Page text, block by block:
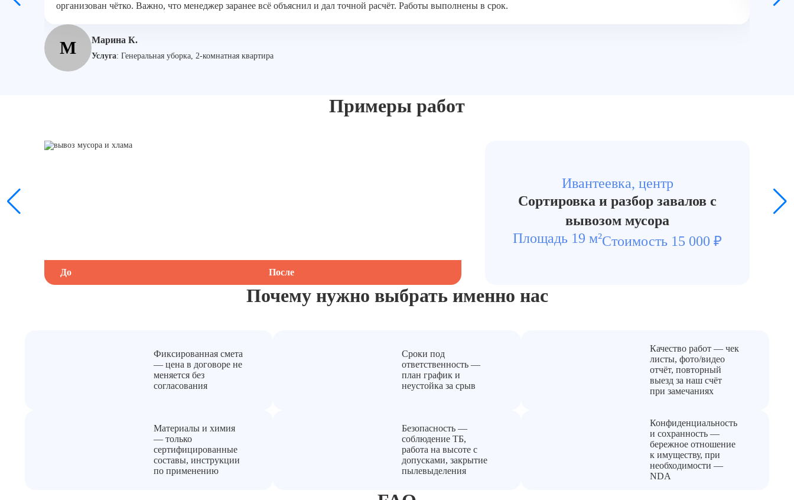
организован чётко. Важно, что менеджер заранее всё объяснил и дал точной расчёт. Работы выполнены в срок.
М Марина К.
Услуга: Генеральная уборка, 2-комнатная квартира
Примеры работ
До После
Ивантеевка, центр
Сортировка и разбор завалов с
вывозом мусора
Площадь 19 м²Стоимость 15 000 ₽
Почему нужно выбрать именно нас
Фиксированная смета
— цена в договоре не
меняется без
согласования
Сроки под
ответственность —
план график и
неустойка за срыв
Качество работ — чек
листы, фото/видео
отчёт, повторный
выезд за наш счёт
при замечаниях
Материалы и химия
— только
сертифицированные
составы, инструкции
по применению
Безопасность —
соблюдение ТБ,
работа на высоте с
допусками, закрытие
пылевыделения
Конфиденциальность
и сохранность —
бережное отношение
к имуществу, при
необходимости —
NDA